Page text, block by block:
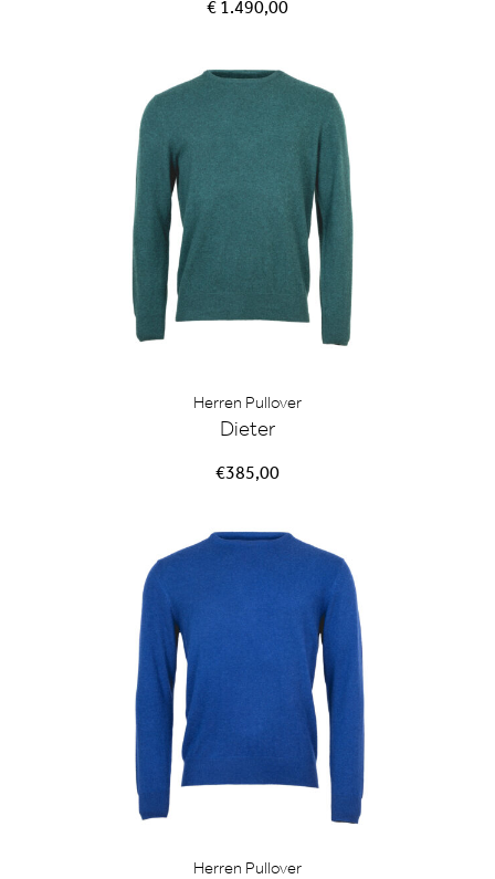
€ 1.490,00
Herren Pullover
Dieter
€385,00
Herren Pullover